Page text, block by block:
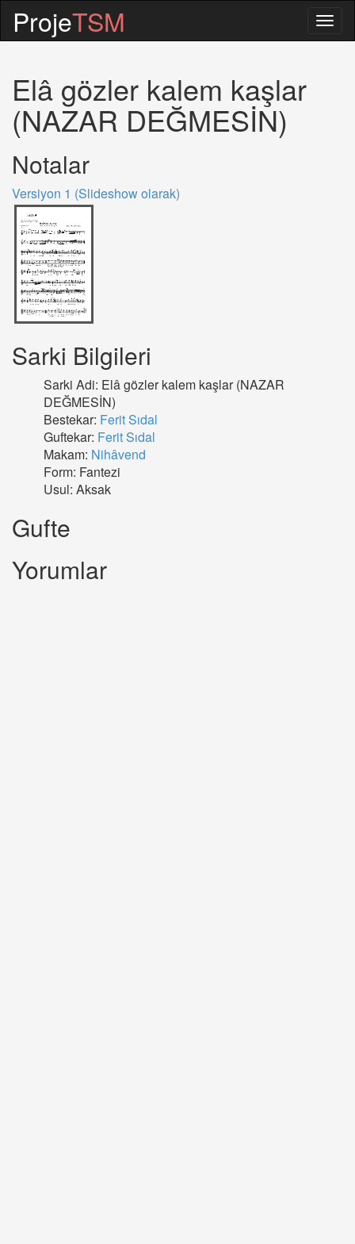
ProjeTSM
Elâ gözler kalem kaşlar
(NAZAR DEĞMESİN)
Notalar
Versiyon 1 (Slideshow olarak)
Sarki Bilgileri
Sarki Adi: Elâ gözler kalem kaşlar (NAZAR
DEĞMESİN)
Bestekar: Ferit Sıdal
Guftekar: Ferit Sıdal
Makam: Nihâvend
Form: Fantezi
Usul: Aksak
Gufte
Yorumlar